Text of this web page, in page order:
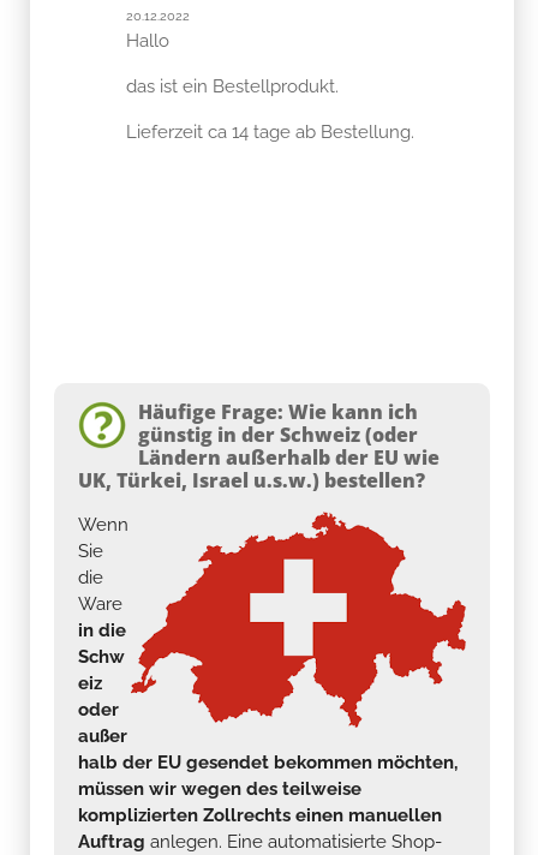
20.12.2022
Hallo
das ist ein Bestellprodukt.
Lieferzeit ca 14 tage ab Bestellung.
Häufige Frage: Wie kann ich
günstig in der Schweiz (oder
Ländern außerhalb der EU wie
UK, Türkei, Israel u.s.w.) bestellen?
Wenn
Sie
die
Ware
in die
Schw
eiz
oder
außer
halb der EU gesendet bekommen möchten,
müssen wir wegen des teilweise
komplizierten Zollrechts einen manuellen
Auftrag anlegen. Eine automatisierte Shop-